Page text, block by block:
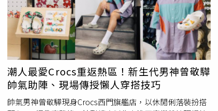
毒。此外，店家也將於上班日主動聯繫衛生局，配合相關稽
查作業，並針對缺失進行改善。謝富順表示，若當事人或其
他消費者在用餐後出現身體不適情況，應立即就醫並與店家
聯繫，店方將負起相關責任。他也提到，由於原PO貼文所
指應為6日晚間購買的餐點，而板橋店當天使用的是共用油
鍋，因此凡於6日在板橋店消費的顧客，不論是現場購買、
線上點餐或透過外送平台下單，只要持發票或其他購買證
明，都可申請全額退費；即使發票遺失，只要能確認消費紀
錄，店家也會協助辦理。謝富順強調，食品衛生與出餐品質
潮人最愛Crocs重返熱區！新生代男神曾敬驊
帥氣助陣、現場傳授懶人穿搭技巧
帥氣男神曾敬驊現身Crocs西門旗艦店，以休閒俐落裝扮搭